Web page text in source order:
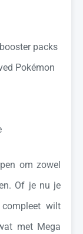
packs
Pokémon
om zowel
Of je nu je
wilt
met Mega